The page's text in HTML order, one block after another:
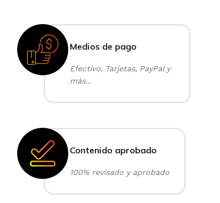
Medios de pago
Efectivo, Tarjetas, PayPal y
más...
Contenido aprobado
100% revisado y aprobado